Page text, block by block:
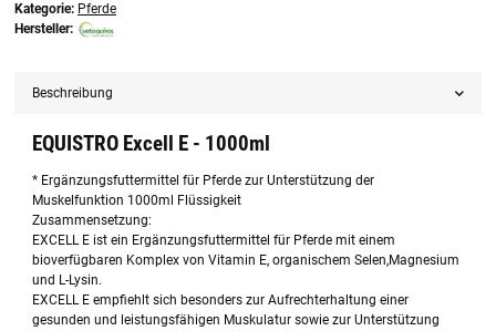
Kategorie: Pferde
Hersteller:
Beschreibung
EQUISTRO Excell E - 1000ml
* Ergänzungsfuttermittel für Pferde zur Unterstützung der
Muskelfunktion 1000ml Flüssigkeit
Zusammensetzung:
EXCELL E ist ein Ergänzungsfuttermittel für Pferde mit einem
bioverfügbaren Komplex von Vitamin E, organischem Selen,Magnesium
und L-Lysin.
EXCELL E empfiehlt sich besonders zur Aufrechterhaltung einer
gesunden und leistungsfähigen Muskulatur sowie zur Unterstützung